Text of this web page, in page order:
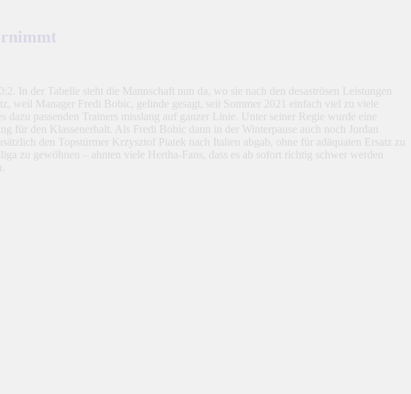
der Tabelle steht die Mannschaft nun da, wo sie nach den desaströsen Leistungen
weil Manager Fredi Bobic, gelinde gesagt, seit Sommer 2021 einfach viel zu viele
passenden Trainers misslang auf ganzer Linie. Unter seiner Regie wurde eine
für den Klassenerhalt. Als Fredi Bobic dann in der Winterpause auch noch Jordan
den Topstürmer Krzysztof Piatek nach Italien abgab, ohne für adäquaten Ersatz zu
zu gewöhnen – ahnten viele Hertha-Fans, dass es ab sofort richtig schwer werden